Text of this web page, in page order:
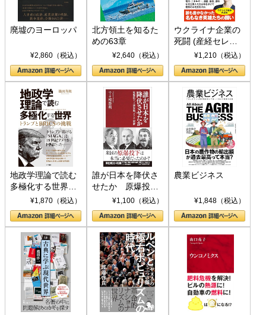
廃墟のヨーロッパ
¥2,860（税込）
北方領土を知るた
めの63章
¥2,640（税込）
ウクライナ企業の
死闘 (産経セレク
ト S 039)¥1,210（税込）
地政学理論で読む
多極化する世界：
トランプとBRICS
の挑戦
¥1,870（税込）
誰が日本を降伏さ
せたか 原爆投
下、ソ連参戦、そ
して聖断 (PHP新
書)
¥1,100（税込）
農業ビジネス
¥1,848（税込）